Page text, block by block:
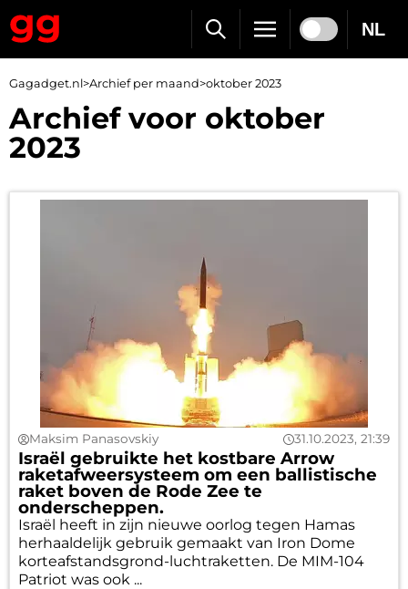
NL
Gagadget.nl>Archief per maand>oktober 2023
Archief voor oktober
2023
Maksim Panasovskiy 31.10.2023, 21:39
Israël gebruikte het kostbare Arrow
raketafweersysteem om een ballistische
raket boven de Rode Zee te
onderscheppen.
Israël heeft in zijn nieuwe oorlog tegen Hamas
herhaaldelijk gebruik gemaakt van Iron Dome
korteafstandsgrond-luchtraketten. De MIM-104
Patriot was ook ...